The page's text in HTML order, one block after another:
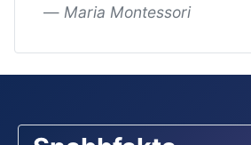
Maria Montessori